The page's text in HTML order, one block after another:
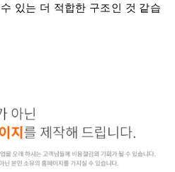
있는 더 적합한 구조인 것 같습